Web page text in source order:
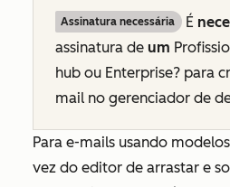
Assinatura necessária É
assinatura de um
hub ou Enterprise? para
mail no gerenciador de
Para e-mails usando
vez do editor de arrastar e